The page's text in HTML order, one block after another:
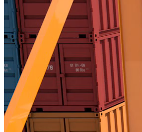
XUẤT NHẬP KHẨU - CUỐI TUẦN
NÂNG CAO NĂNG LỰC CẠNH
NGHIỆP XUẤT KHẨU VIỆT NAM
Nguồn: SCTV8 - VITV